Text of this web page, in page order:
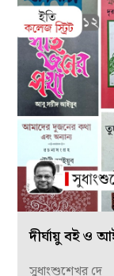
দীর্ঘায়ু বই ও
সুধাংশুশেখর দে